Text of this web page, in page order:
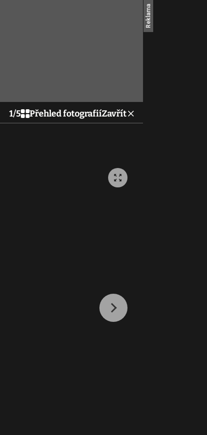
1/5 Přehled fotografiíZavřít